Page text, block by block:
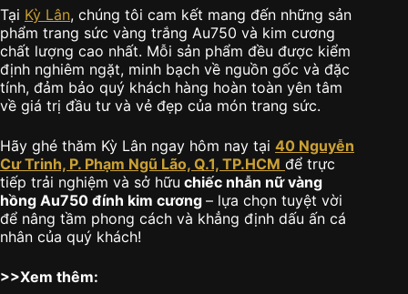
Tại Kỳ Lân, chúng tôi cam kết mang đến những sản
phẩm trang sức vàng trắng Au750 và kim cương
chất lượng cao nhất. Mỗi sản phẩm đều được kiểm
định nghiêm ngặt, minh bạch về nguồn gốc và đặc
tính, đảm bảo quý khách hàng hoàn toàn yên tâm
về giá trị đầu tư và vẻ đẹp của món trang sức.
Hãy ghé thăm Kỳ Lân ngay hôm nay tại 40 Nguyễn
Cư Trinh, P. Phạm Ngũ Lão, Q.1, TP.HCM để trực
tiếp trải nghiệm và sở hữu chiếc nhẫn nữ vàng
hồng Au750 đính kim cương – lựa chọn tuyệt vời
để nâng tầm phong cách và khẳng định dấu ấn cá
nhân của quý khách!
>>Xem thêm: